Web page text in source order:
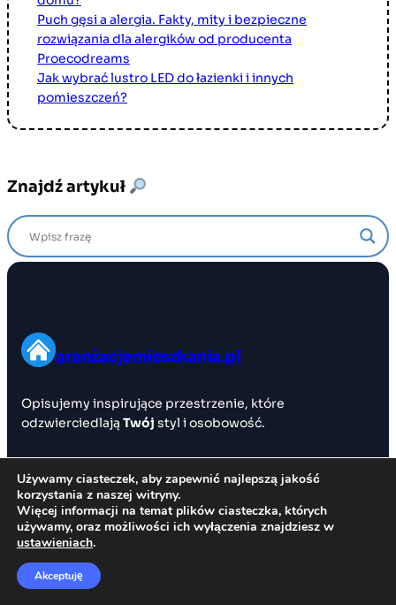
Puch gęsi a alergia. Fakty, mity i bezpieczne
rozwiązania dla alergików od producenta
Proecodreams
Jak wybrać lustro LED do łazienki i innych
pomieszczeń?
Znajdź artykuł
aranżacjemieszkania.pl
Opisujemy inspirujące przestrzenie, które
odzwierciedlają Twój styl i osobowość.
Nawigacja
O nas
Newsletter
Kontakt
Prywatność
Używamy ciasteczek, aby zapewnić najlepszą jakość
korzystania z naszej witryny.
Więcej informacji na temat plików ciasteczka, których
używamy, oraz możliwości ich wyłączenia znajdziesz w
ustawieniach.
Akceptuję